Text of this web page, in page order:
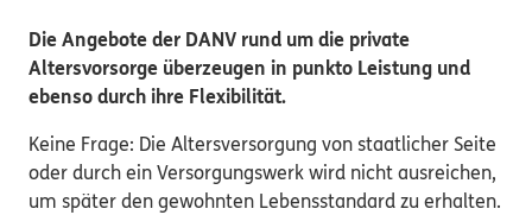
Die Angebote der DANV rund um die private
Altersvorsorge überzeugen in punkto Leistung und
ebenso durch ihre Flexibilität.
Keine Frage: Die Altersversorgung von staatlicher Seite
oder durch ein Versorgungswerk wird nicht ausreichen,
um später den gewohnten Lebensstandard zu erhalten.